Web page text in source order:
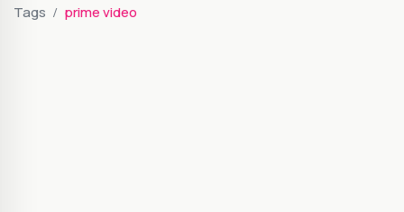
Tags prime video